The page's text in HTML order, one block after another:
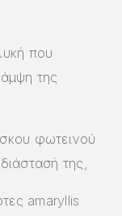
που
της
φωτεινού
της,
amaryllis